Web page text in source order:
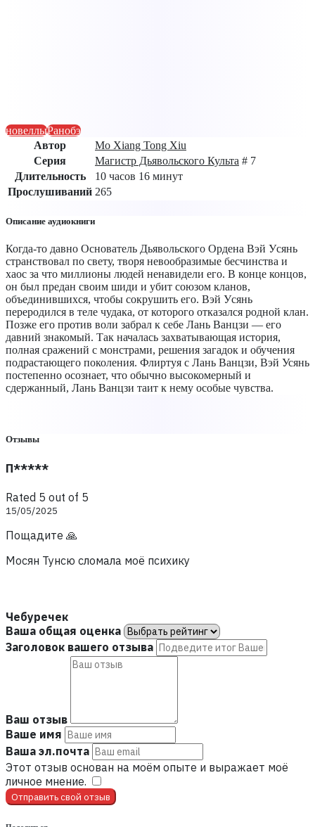
новеллыРанобэ
Автор
Mo Xiang Tong Xiu
Серия
Магистр Дьявольского Культа # 7
Длительность
10 часов 16 минут
Прослушиваний 265
Описание аудиокниги
Когда-то давно Основатель Дьявольского Ордена Вэй Уcянь
странствовал по свету, творя невообразимые бесчинства и
хаос за что миллионы людей ненавидели его. В конце концов,
он был предан своим шиди и убит союзом кланов,
объединившихся, чтобы сокрушить его. Вэй Уcянь
переродился в теле чудака, от которого отказался родной клан.
Позже его против воли забрал к себе Лань Ванцзи — его
давний знакомый. Так началась захватывающая история,
полная сражений с монстрами, решения загадок и обучения
подрастающего поколения. Флиртуя с Лань Ванцзи, Вэй Усянь
постепенно осознает, что обычно высокомерный и
сдержанный, Лань Ванцзи таит к нему особые чувства.
Отзывы
П*****
Rated 5 out of 5
15/05/2025
Пощадите 🙏
Мосян Тунсю сломала моё психику
Чебуречек
Ваша общая оценка
Заголовок вашего отзыва
Ваш отзыв
Ваше имя
Ваша эл.почта
Этот отзыв основан на моём опыте и выражает моё
личное мнение.
Отправить свой отзыв